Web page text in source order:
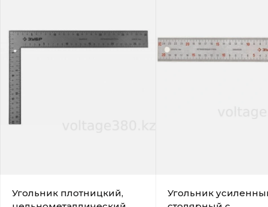
Угольник плотницкий,
Угольник